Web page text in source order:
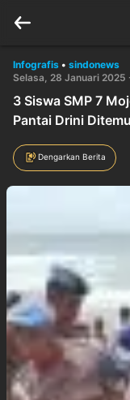
Infografis • sindonews
Selasa, 28 Januari 2025
3 Siswa SMP 7
Pantai Drini
Dengarkan Berita